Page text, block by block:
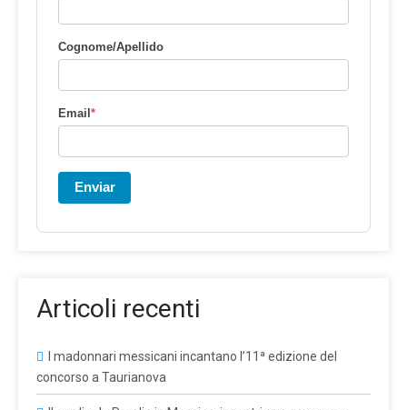
Cognome/Apellido
Email *
Enviar
Articoli recenti
I madonnari messicani incantano l’11ª edizione del
concorso a Taurianova